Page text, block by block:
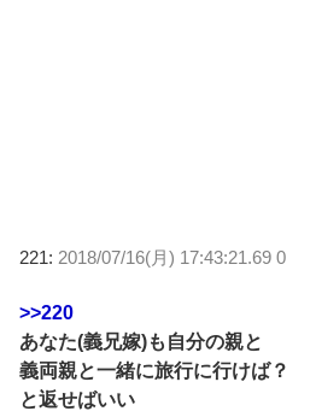
221: 2018/07/16(月) 17:43:21.69 0
>>220
あなた(義兄嫁)も自分の親と
義両親と一緒に旅行に行けば？
と返せばいい